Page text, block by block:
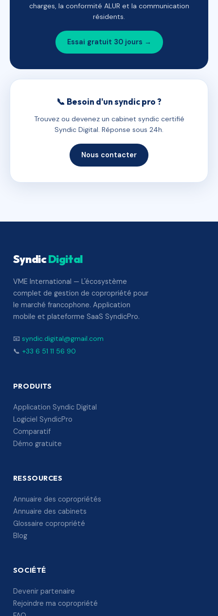
charges, la conformité ALUR et la communication
résidents.
Essai gratuit 30 jours →
📞 Besoin d'un syndic pro ?
Trouvez ou devenez un cabinet syndic certifié
Syndic Digital. Réponse sous 24h.
Nous contacter
SyndicDigital
VME International — L'écosystème
complet de gestion de copropriété pour
le marché francophone. Application
mobile et plateforme SaaS SyndicPro.
📧 syndic.digital@gmail.com
📞 +33 6 51 11 56 90
PRODUITS
Application Syndic Digital
Logiciel SyndicPro
Comparatif
Démo gratuite
RESSOURCES
Annuaire des copropriétés
Annuaire des cabinets
Glossaire copropriété
Blog
SOCIÉTÉ
Devenir partenaire
Rejoindre ma copropriété